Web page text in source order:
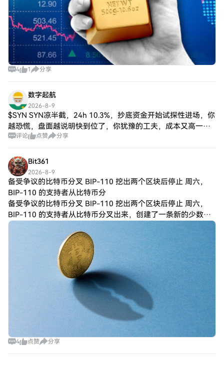
4 1 分享
数字起航
2026-8-9
$SYN SYN凉半截，24h 10.3%，抄底资金开始试探性进场，你
越恐慌，盘面越说明快到位了，你犹豫的工夫，成本又高一
截。不急，慢慢吸，时间在我这边。
评论 点赞 分享
Bit361
2026-8-9
备受争议的比特币分叉 BIP-110 挖出两个区块后停止 周六，
BIP-110 的支持者从比特币分
备受争议的比特币分叉 BIP-110 挖出两个区块后停止 周六，
BIP-110 的支持者从比特币分叉出来，创建了一条新的少数派
链。这条链在上线约八小时后仅挖出了两个区块，而且没有任
何迹象表明矿工打算继
4 点赞 分享